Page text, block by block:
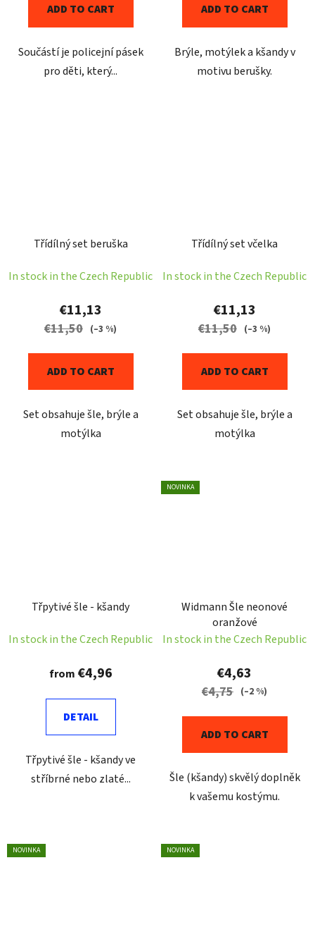
ADD TO CART
Součástí je policejní pásek
pro děti, který...
ADD TO CART
Brýle, motýlek a kšandy v
motivu berušky.
Třídílný set beruška
In stock in the Czech Republic
€11,13
€11,50 (–3 %)
ADD TO CART
Set obsahuje šle, brýle a
motýlka
Třídílný set včelka
In stock in the Czech Republic
€11,13
€11,50 (–3 %)
ADD TO CART
Set obsahuje šle, brýle a
motýlka
Třpytivé šle - kšandy
In stock in the Czech Republic
from €4,96
DETAIL
Třpytivé šle - kšandy ve
stříbrné nebo zlaté...
NOVINKA
Widmann Šle neonové
oranžové
In stock in the Czech Republic
€4,63
€4,75 (–2 %)
ADD TO CART
Šle (kšandy) skvělý doplněk
k vašemu kostýmu.
NOVINKA NOVINKA